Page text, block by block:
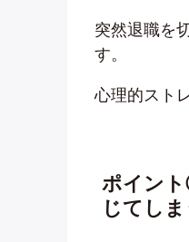
突然退職を
す。
心理的スト
ポイン
じてしま